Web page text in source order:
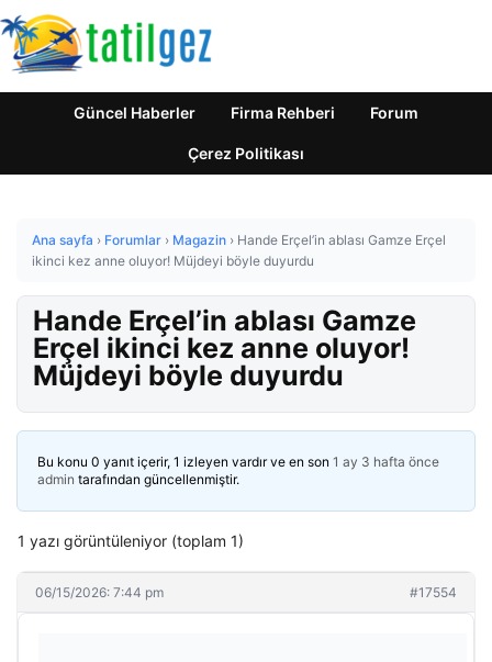
Güncel Haberler Firma Rehberi Forum
Çerez Politikası
Ana sayfa › Forumlar › Magazin › Hande Erçel’in ablası Gamze Erçel
ikinci kez anne oluyor! Müjdeyi böyle duyurdu
Hande Erçel’in ablası Gamze
Erçel ikinci kez anne oluyor!
Müjdeyi böyle duyurdu
Bu konu 0 yanıt içerir, 1 izleyen vardır ve en son 1 ay 3 hafta önce
admin tarafından güncellenmiştir.
1 yazı görüntüleniyor (toplam 1)
06/15/2026: 7:44 pm #17554